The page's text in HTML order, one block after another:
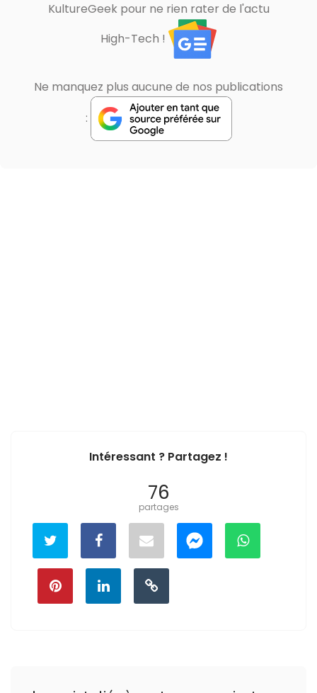
KultureGeek pour ne rien rater de l'actu
High-Tech !
Ne manquez plus aucune de nos publications
:
Intéressant ? Partagez !
76
partages